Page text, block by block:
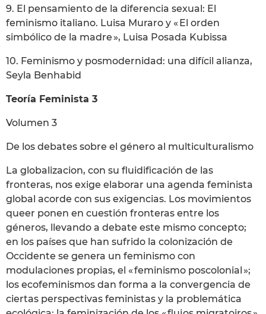
9. El pensamiento de la diferencia sexual: El
feminismo italiano. Luisa Muraro y « El orden
simbólico de la madre », Luisa Posada Kubissa
10. Feminismo y posmodernidad: una difícil alianza,
Seyla Benhabid
Teoría Feminista 3
Volumen 3
De los debates sobre el género al multiculturalismo
La globalizacion, con su fluidificación de las
fronteras, nos exige elaborar una agenda feminista
global acorde con sus exigencias. Los movimientos
queer ponen en cuestión fronteras entre los
géneros, llevando a debate este mismo concepto;
en los países que han sufrido la colonización de
Occidente se genera un feminismo con
modulaciones propias, el « feminismo poscolonial »;
los ecofeminismos dan forma a la convergencia de
ciertas perspectivas feministas y la problemática